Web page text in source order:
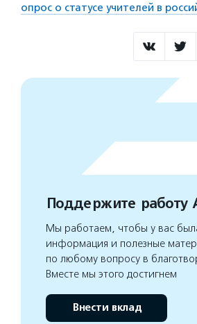
опрос о статусе учителей в
Поддержите работу
Мы работаем, чтобы у вас
информация и полезные
по любому вопросу в
Вместе мы этого достигнем
Внести вклад